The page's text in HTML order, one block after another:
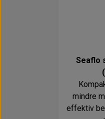
Seaflo
mindre
effektiv